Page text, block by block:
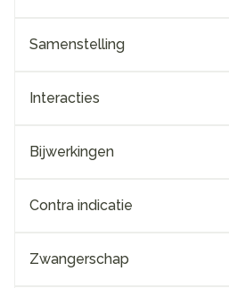
Samenstelling
Interacties
Bijwerkingen
Contra indicatie
Zwangerschap